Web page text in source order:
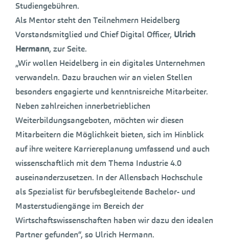
Studiengebühren.
Als Mentor steht den Teilnehmern Heidelberg
Vorstandsmitglied und Chief Digital Officer, Ulrich
Hermann, zur Seite.
„Wir wollen Heidelberg in ein digitales Unternehmen
verwandeln. Dazu brauchen wir an vielen Stellen
besonders engagierte und kenntnisreiche Mitarbeiter.
Neben zahlreichen innerbetrieblichen
Weiterbildungsangeboten, möchten wir diesen
Mitarbeitern die Möglichkeit bieten, sich im Hinblick
auf ihre weitere Karriereplanung umfassend und auch
wissenschaftlich mit dem Thema Industrie 4.0
auseinanderzusetzen. In der Allensbach Hochschule
als Spezialist für berufsbegleitende Bachelor- und
Masterstudiengänge im Bereich der
Wirtschaftswissenschaften haben wir dazu den idealen
Partner gefunden“, so Ulrich Hermann.